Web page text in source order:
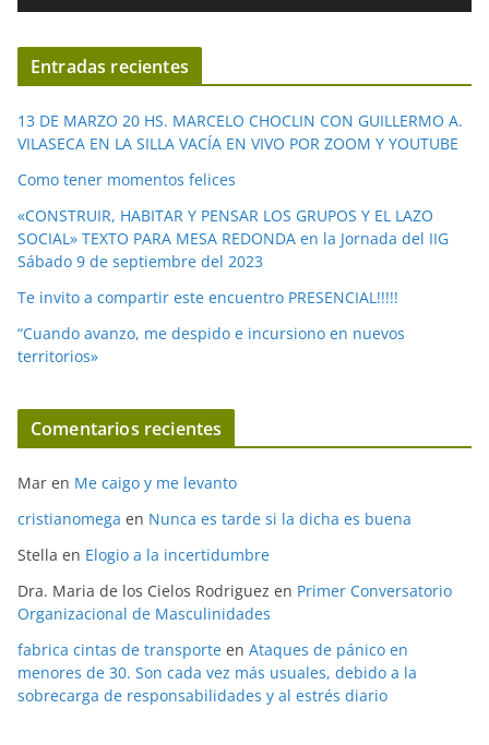
í
d
e
o
Entradas recientes
13 DE MARZO 20 HS. MARCELO CHOCLIN CON GUILLERMO A.
VILASECA EN LA SILLA VACÍA EN VIVO POR ZOOM Y YOUTUBE
Como tener momentos felices
«CONSTRUIR, HABITAR Y PENSAR LOS GRUPOS Y EL LAZO
SOCIAL» TEXTO PARA MESA REDONDA en la Jornada del IIG
Sábado 9 de septiembre del 2023
Te invito a compartir este encuentro PRESENCIAL!!!!!
“Cuando avanzo, me despido e incursiono en nuevos
territorios»
Comentarios recientes
Mar en Me caigo y me levanto
cristianomega en Nunca es tarde si la dicha es buena
Stella en Elogio a la incertidumbre
Dra. Maria de los Cielos Rodriguez en Primer Conversatorio
Organizacional de Masculinidades
fabrica cintas de transporte en Ataques de pánico en
menores de 30. Son cada vez más usuales, debido a la
sobrecarga de responsabilidades y al estrés diario